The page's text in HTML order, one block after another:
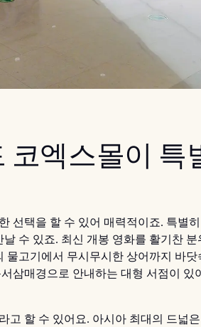
코엑스몰이 특
선택을 할 수 있어 매력적이죠. 특별
수 있죠. 최신 개봉 영화를 활기찬 분
물고기에서 무시무시한 상어까지 바닷
삼매경으로 안내하는 대형 서점이 있
고 할 수 있어요. 아시아 최대의 드넓